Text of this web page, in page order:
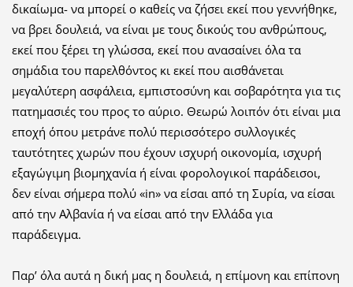
δικαίωμα- να μπορεί ο καθείς να ζήσει εκεί που γεννήθηκε,
να βρει δουλειά, να είναι με τους δικούς του ανθρώπους,
εκεί που ξέρει τη γλώσσα, εκεί που ανασαίνει όλα τα
σημάδια του παρελθόντος κι εκεί που αισθάνεται
μεγαλύτερη ασφάλεια, εμπιστοσύνη και σοβαρότητα για τις
πατημασιές του προς το αύριο. Θεωρώ λοιπόν ότι είναι μια
εποχή όπου μετράνε πολύ περισσότερο συλλογικές
ταυτότητες χωρών που έχουν ισχυρή οικονομία, ισχυρή
εξαγώγιμη βιομηχανία ή είναι φορολογικοί παράδεισοι,
δεν είναι σήμερα πολύ «in» να είσαι από τη Συρία, να είσαι
από την Αλβανία ή να είσαι από την Ελλάδα για
παράδειγμα.
Παρ’ όλα αυτά η δική μας η δουλειά, η επίμονη και επίπονη